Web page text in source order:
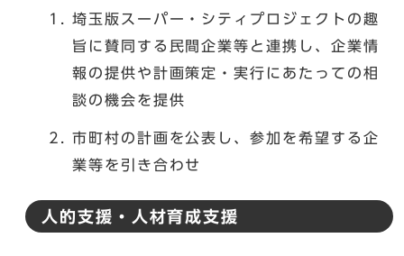
埼玉版スーパー・シティプロジェクトの趣
旨に賛同する民間企業等と連携し、企業情
報の提供や計画策定・実行にあたっての相
談の機会を提供
市町村の計画を公表し、参加を希望する企
業等を引き合わせ
人的支援・人材育成支援